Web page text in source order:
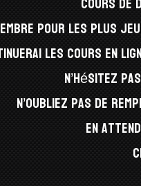
pour les plus
les cours en
N’hésitez
N’oubliez pas de
En